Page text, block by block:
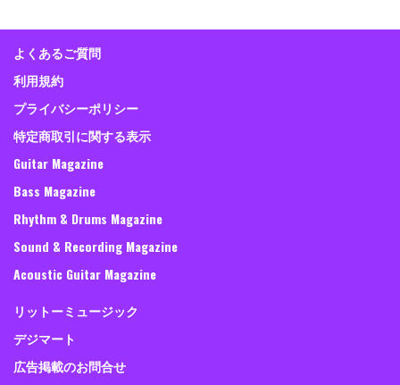
よくあるご質問
利用規約
プライバシーポリシー
特定商取引に関する表示
Guitar Magazine
Bass Magazine
Rhythm & Drums Magazine
Sound & Recording Magazine
Acoustic Guitar Magazine
リットーミュージック
デジマート
広告掲載のお問合せ